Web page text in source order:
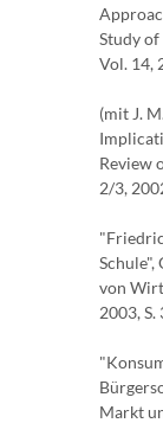
Study
Vol. 14,
(mit J.
Review
2/3,
von
2003, S.
Markt